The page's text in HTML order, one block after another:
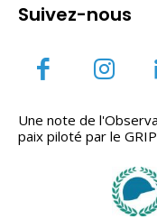
Suivez-nous
Une note de
paix piloté par le GRIP